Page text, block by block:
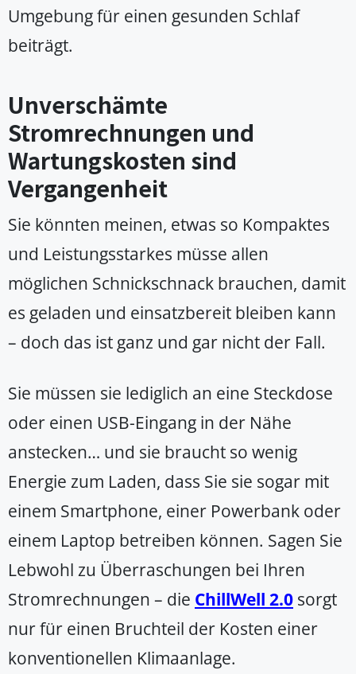
Umgebung für einen gesunden Schlaf
beiträgt.
Unverschämte
Stromrechnungen und
Wartungskosten sind
Vergangenheit
Sie könnten meinen, etwas so Kompaktes
und Leistungsstarkes müsse allen
möglichen Schnickschnack brauchen, damit
es geladen und einsatzbereit bleiben kann
– doch das ist ganz und gar nicht der Fall.
Sie müssen sie lediglich an eine Steckdose
oder einen USB-Eingang in der Nähe
anstecken… und sie braucht so wenig
Energie zum Laden, dass Sie sie sogar mit
einem Smartphone, einer Powerbank oder
einem Laptop betreiben können. Sagen Sie
Lebwohl zu Überraschungen bei Ihren
Stromrechnungen – die ChillWell 2.0 sorgt
nur für einen Bruchteil der Kosten einer
konventionellen Klimaanlage.